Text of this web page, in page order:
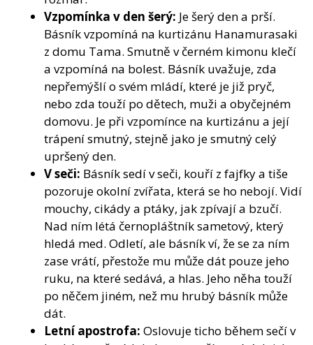
Vzpomínka v den šerý: Je šerý den a prší.
Básník vzpomíná na kurtizánu Hanamurasaki
z domu Tama. Smutně v černém kimonu klečí
a vzpomíná na bolest. Básník uvažuje, zda
nepřemýšlí o svém mládí, které je již pryč,
nebo zda touží po dětech, muži a obyčejném
domovu. Je při vzpomínce na kurtizánu a její
trápení smutný, stejně jako je smutný celý
upršený den.
V seči: Básník sedí v seči, kouří z fajfky a tiše
pozoruje okolní zvířata, která se ho nebojí. Vidí
mouchy, cikády a ptáky, jak zpívají a bzučí.
Nad ním létá černopláštník sametový, který
hledá med. Odletí, ale básník ví, že se za ním
zase vrátí, přestože mu může dát pouze jeho
ruku, na které sedává, a hlas. Jeho něha touží
po něčem jiném, než mu hrubý básník může
dát.
Letní apostrofa: Oslovuje ticho během sečí v